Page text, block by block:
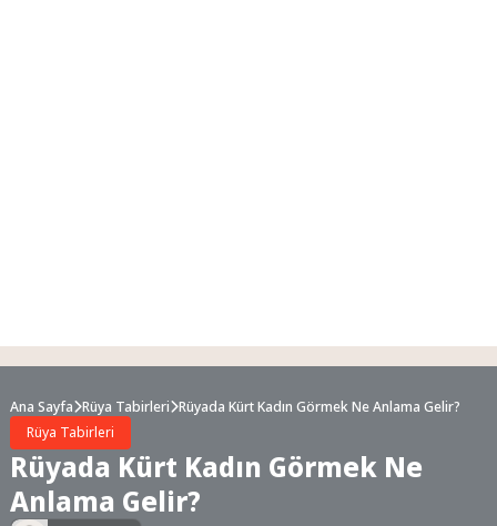
Ana Sayfa Rüya Tabirleri Rüyada Kürt Kadın Görmek Ne Anlama Gelir?
Rüya Tabirleri
Rüyada Kürt Kadın Görmek Ne
Anlama Gelir?